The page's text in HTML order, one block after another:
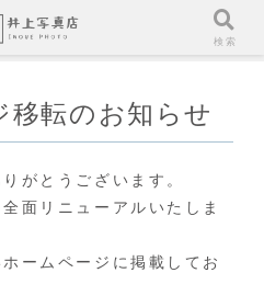
移転のお知らせ
がとうございます。
面リニューアルいたしま
ームページに掲載してお
検索